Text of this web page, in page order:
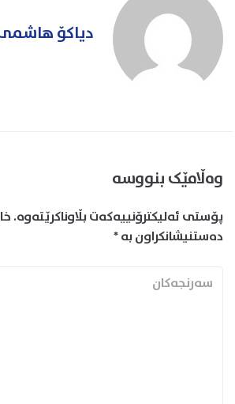
دیاکۆ
وەڵامێک بنووسە
پۆستی ئەلیکترۆنییەکەت بڵاوناکرێتەوە.
دەستنیشانکراون بە*